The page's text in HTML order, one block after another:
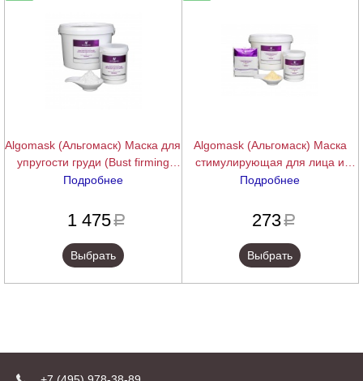
Algomask (Альгомаск) Маска для
упругости груди (Bust firming
peel off wrap), 200/1000 г.
Подробнее
1 475a
Выбрать
Algomask (Альгомаск) Маска
стимулирующая для лица и
тела (Stimulating Peel Off Mask),
Подробнее
273a
Выбрать